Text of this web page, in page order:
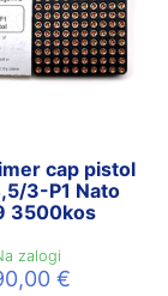
cap pistol
3-P1 Nato
3500kos
zalogi
€